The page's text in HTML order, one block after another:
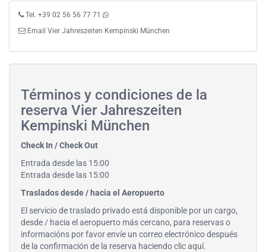
Tel. +39 02 56 56 77 71
Email Vier Jahreszeiten Kempinski München
Términos y condiciones de la
reserva Vier Jahreszeiten
Kempinski München
Check In / Check Out
Entrada desde las 15:00
Entrada desde las 15:00
Traslados desde / hacia el Aeropuerto
El servicio de traslado privado está disponible por un cargo,
desde / hacia el aeropuerto más cercano, para reservas o
informacións por favor envíe un correo electrónico después
de la confirmación de la reserva haciendoclic aquí.